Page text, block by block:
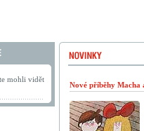
mohli vidět
Nové příběhy Macha